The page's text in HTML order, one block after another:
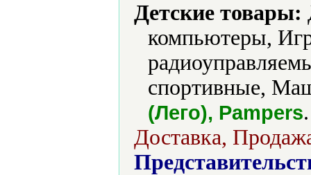
Детские товары:
компьютеры,
спортивные,
(Лего), Pampers.
Доставка,